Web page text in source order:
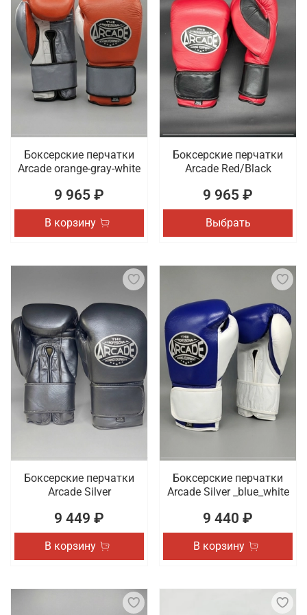
Боксерские перчатки
Arcade orange-gray-white
9 965 ₽
В корзину
Боксерские перчатки
Arcade Red/Black
9 965 ₽
Выбрать
Боксерские перчатки
Arcade Silver
9 449 ₽
В корзину
Боксерские перчатки
Arcade Silver _blue_white
9 440 ₽
В корзину